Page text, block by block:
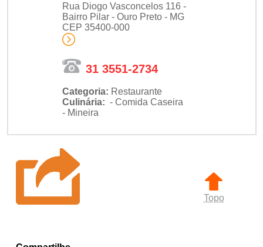
Rua Diogo Vasconcelos 116 -
Bairro Pilar - Ouro Preto - MG
CEP 35400-000
31 3551-2734
Categoria: Restaurante
Culinária: - Comida Caseira
- Mineira
Topo